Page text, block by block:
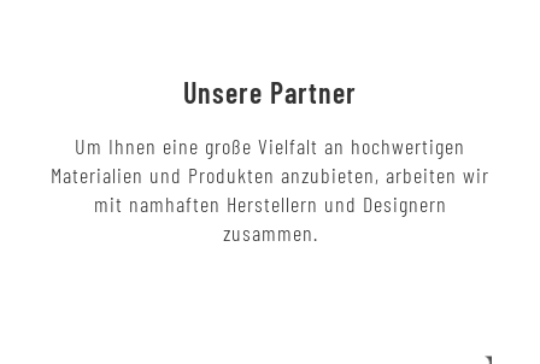
Unsere Partner
Um Ihnen eine große Vielfalt an hochwertigen
Materialien und Produkten anzubieten, arbeiten wir
mit namhaften Herstellern und Designern
zusammen.